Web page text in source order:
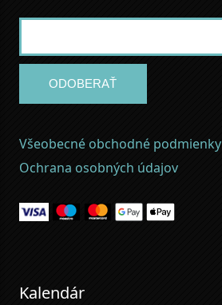
ODOBERAŤ
Všeobecné obchodné podmienky
Ochrana osobných údajov
Kalendár